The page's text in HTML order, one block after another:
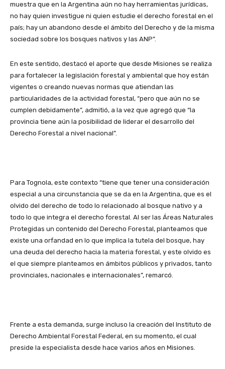
muestra que en la Argentina aún no hay herramientas jurídicas,
no hay quien investigue ni quien estudie el derecho forestal en el
país; hay un abandono desde el ámbito del Derecho y de la misma
sociedad sobre los bosques nativos y las ANP”.
En este sentido, destacó el aporte que desde Misiones se realiza
para fortalecer la legislación forestal y ambiental que hoy están
vigentes o creando nuevas normas que atiendan las
particularidades de la actividad forestal, “pero que aún no se
cumplen debidamente”, admitió, a la vez que agregó que “la
provincia tiene aún la posibilidad de liderar el desarrollo del
Derecho Forestal a nivel nacional”.
Para Tognola, este contexto “tiene que tener una consideración
especial a una circunstancia que se da en la Argentina, que es el
olvido del derecho de todo lo relacionado al bosque nativo y a
todo lo que integra el derecho forestal. Al ser las Áreas Naturales
Protegidas un contenido del Derecho Forestal, planteamos que
existe una orfandad en lo que implica la tutela del bosque, hay
una deuda del derecho hacia la materia forestal, y este olvido es
el que siempre planteamos en ámbitos públicos y privados, tanto
provinciales, nacionales e internacionales”, remarcó.
Frente a esta demanda, surge incluso la creación del Instituto de
Derecho Ambiental Forestal Federal, en su momento, el cual
preside la especialista desde hace varios años en Misiones.